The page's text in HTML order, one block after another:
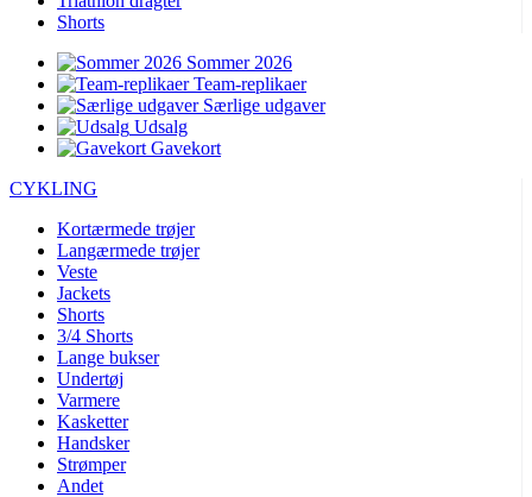
Shorts
Sommer 2026
Team-replikaer
Særlige udgaver
Udsalg
Gavekort
CYKLING
Kortærmede trøjer
Langærmede trøjer
Veste
Jackets
Shorts
3/4 Shorts
Lange bukser
Undertøj
Varmere
Kasketter
Handsker
Strømper
Andet